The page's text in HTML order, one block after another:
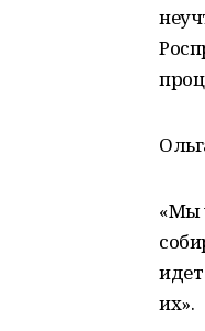
«Мы
их».